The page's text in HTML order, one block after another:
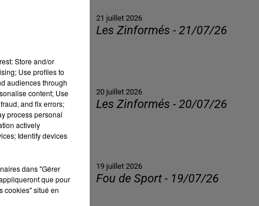
21 juillet 2026
Les Zinformés - 21/07/26
20 juillet 2026
Les Zinformés - 20/07/26
19 juillet 2026
Fou de Sport - 19/07/26
Store and/or
Use profiles to
audiences through
content; Use
and fix errors;
process personal
actively
Identify devices
dans "Gérer
que pour
cookies" situé en